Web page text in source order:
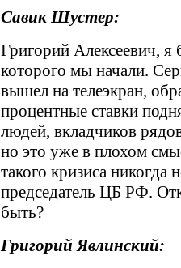
Савик Шустер:
Григорий Алексеевич, я
которого мы начали.
вышел на телеэкран,
процентные ставки
людей, вкладчиков
но это уже в плохом
такого кризиса никогда
председатель ЦБ РФ.
быть?
Григорий Явлинский: